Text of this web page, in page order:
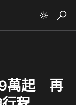
萬起 再